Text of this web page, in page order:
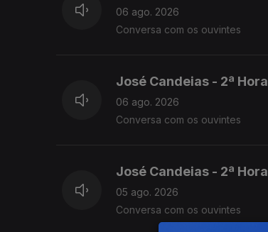
06 ago. 2026
Conversa com os ouvintes
José Candeias - 2ª Hora
06 ago. 2026
Conversa com os ouvintes
José Candeias - 2ª Hora
05 ago. 2026
Conversa com os ouvintes